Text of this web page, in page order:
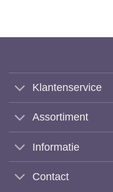
Klantenservice
Assortiment
Informatie
Contact